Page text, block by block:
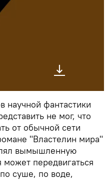
научной фантастики
не мог, что
от обычной сети
"Властелин мира"
вымышленную
передвигаться
суше, по воде,